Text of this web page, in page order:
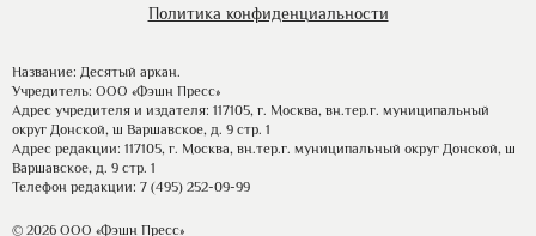
Политика конфиденциальности
Название: Десятый аркан.
Учредитель: ООО «Фэшн Пресс»
Адрес учредителя и издателя: 117105, г. Москва, вн.тер.г. муниципальный
округ Донской, ш Варшавское, д. 9 стр. 1
Адрес редакции: 117105, г. Москва, вн.тер.г. муниципальный округ Донской, ш
Варшавское, д. 9 стр. 1
Телефон редакции: 7 (495) 252-09-99
© 2026 ООО «Фэшн Пресс»